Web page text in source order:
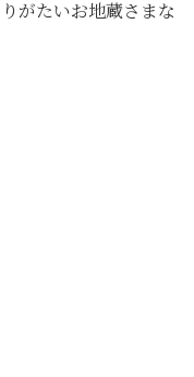
がたいお地蔵さまな